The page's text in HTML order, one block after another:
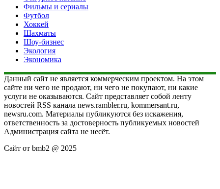
Фильмы и сериалы
Футбол
Хоккей
Шахматы
Шоу-бизнес
Экология
Экономика
Данный сайт не является коммерческим проектом. На этом
сайте ни чего не продают, ни чего не покупают, ни какие
услуги не оказываются. Сайт представляет собой ленту
новостей RSS канала news.rambler.ru, kommersant.ru,
newsru.com. Материалы публикуются без искажения,
ответственность за достоверность публикуемых новостей
Администрация сайта не несёт.
Сайт от bmb2 @ 2025